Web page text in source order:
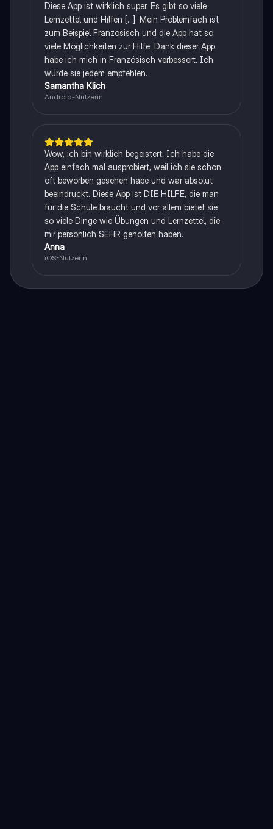
Diese App ist wirklich super. Es gibt so viele
Lernzettel und Hilfen [...]. Mein Problemfach ist
zum Beispiel Französisch und die App hat so
viele Möglichkeiten zur Hilfe. Dank dieser App
habe ich mich in Französisch verbessert. Ich
würde sie jedem empfehlen.
Samantha Klich
Android-Nutzerin
Wow, ich bin wirklich begeistert. Ich habe die
App einfach mal ausprobiert, weil ich sie schon
oft beworben gesehen habe und war absolut
beeindruckt. Diese App ist DIE HILFE, die man
für die Schule braucht und vor allem bietet sie
so viele Dinge wie Übungen und Lernzettel, die
mir persönlich SEHR geholfen haben.
Anna
iOS-Nutzerin